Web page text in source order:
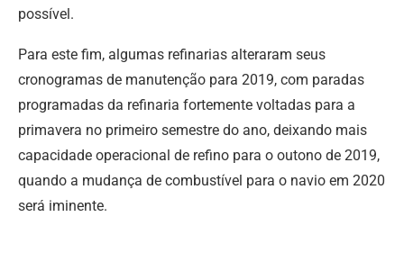
possível.
Para este fim, algumas refinarias alteraram seus
cronogramas de manutenção para 2019, com paradas
programadas da refinaria fortemente voltadas para a
primavera no primeiro semestre do ano, deixando mais
capacidade operacional de refino para o outono de 2019,
quando a mudança de combustível para o navio em 2020
será iminente.